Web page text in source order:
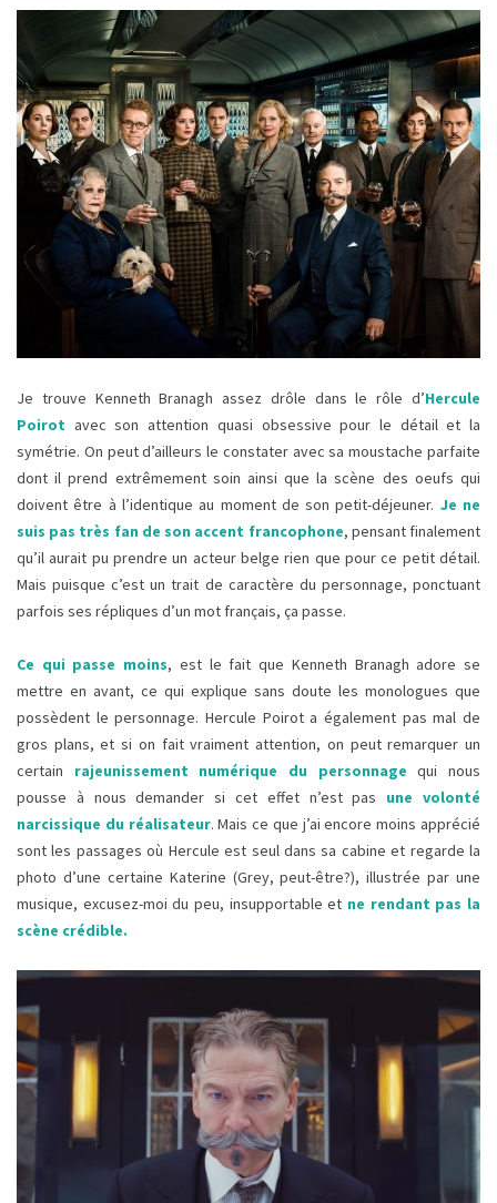
Je trouve Kenneth Branagh assez drôle dans le rôle d’Hercule
Poirot avec son attention quasi obsessive pour le détail et la
symétrie. On peut d’ailleurs le constater avec sa moustache parfaite
dont il prend extrêmement soin ainsi que la scène des oeufs qui
doivent être à l’identique au moment de son petit-déjeuner. Je ne
suis pas très fan de son accent francophone, pensant finalement
qu’il aurait pu prendre un acteur belge rien que pour ce petit détail.
Mais puisque c’est un trait de caractère du personnage, ponctuant
parfois ses répliques d’un mot français, ça passe.
Ce qui passe moins, est le fait que Kenneth Branagh adore se
mettre en avant, ce qui explique sans doute les monologues que
possèdent le personnage. Hercule Poirot a également pas mal de
gros plans, et si on fait vraiment attention, on peut remarquer un
certain rajeunissement numérique du personnage qui nous
pousse à nous demander si cet effet n’est pas une volonté
narcissique du réalisateur. Mais ce que j’ai encore moins apprécié
sont les passages où Hercule est seul dans sa cabine et regarde la
photo d’une certaine Katerine (Grey, peut-être?), illustrée par une
musique, excusez-moi du peu, insupportable et ne rendant pas la
scène crédible.